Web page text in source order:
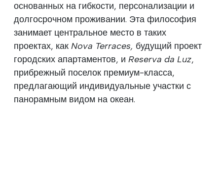
основанных на гибкости, персонализации и
долгосрочном проживании. Эта философия
занимает центральное место в таких
проектах, как Nova Terraces, будущий проект
городских апартаментов, и Reserva da Luz,
прибрежный поселок премиум-класса,
предлагающий индивидуальные участки с
панорамным видом на океан.